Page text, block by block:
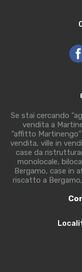
Se stai cercando
vendita a
“affitto
vendita, ville in
case da
monolocale,
Bergamo, case in
riscatto a